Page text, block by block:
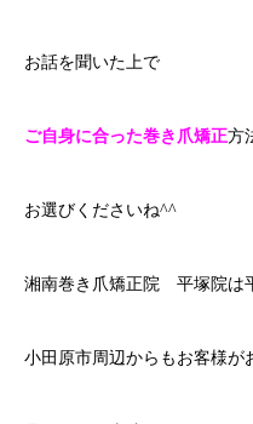
お話を聞いた上で
ご自身に合った巻き爪矯正方
お選びくださいね^^
湘南巻き爪矯正院 平塚院は
小田原市周辺からもお客様が